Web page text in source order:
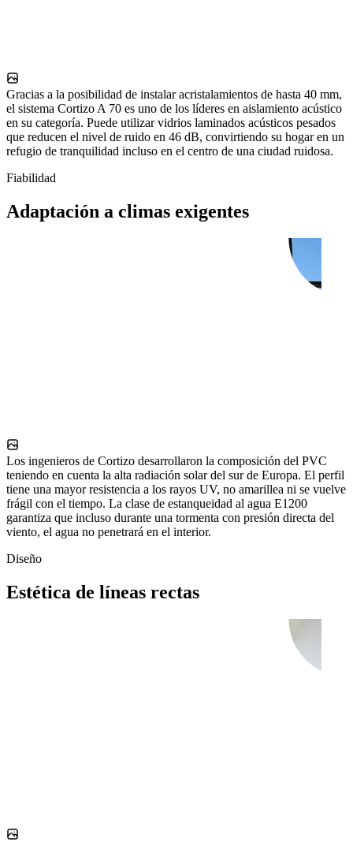
Gracias a la posibilidad de instalar acristalamientos de hasta 40 mm,
el sistema Cortizo A 70 es uno de los líderes en aislamiento acústico
en su categoría. Puede utilizar vidrios laminados acústicos pesados
que reducen el nivel de ruido en 46 dB, convirtiendo su hogar en un
refugio de tranquilidad incluso en el centro de una ciudad ruidosa.
Fiabilidad
Adaptación a climas exigentes
Los ingenieros de Cortizo desarrollaron la composición del PVC
teniendo en cuenta la alta radiación solar del sur de Europa. El perfil
tiene una mayor resistencia a los rayos UV, no amarillea ni se vuelve
frágil con el tiempo. La clase de estanqueidad al agua E1200
garantiza que incluso durante una tormenta con presión directa del
viento, el agua no penetrará en el interior.
Diseño
Estética de líneas rectas